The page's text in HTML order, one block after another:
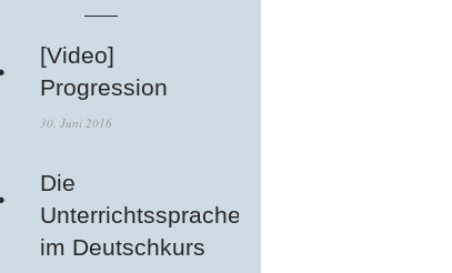
[Video]
Progression
30. Juni 2016
Die
Unterrichtssprache
im Deutschkurs